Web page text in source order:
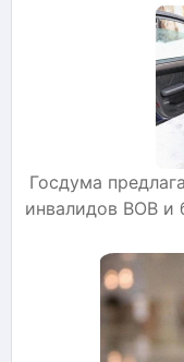
Госдума
инвалидов ВОВ и